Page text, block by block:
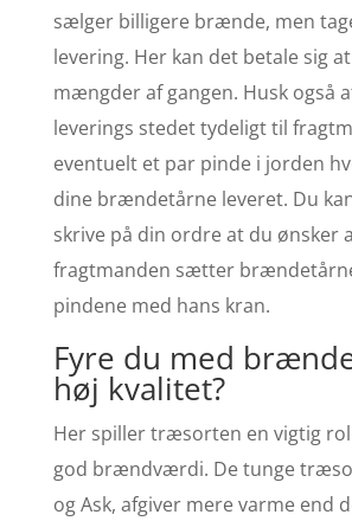
sælger billigere brænde, men
levering. Her kan det betale sig
mængder af gangen. Husk også
leverings stedet tydeligt til
eventuelt et par pinde i jorden
dine brændetårne leveret. Du
skrive på din ordre at du ønsker
fragtmanden sætter
pindene med hans kran.
Fyre du med
høj kvalitet?
Her spiller træsorten en vigtig
god brændværdi. De tunge
og Ask, afgiver mere varme end